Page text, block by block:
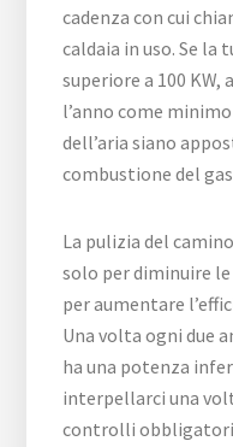
cadenza con cui
caldaia in uso. Se la
superiore a 100
l’anno come
dell’aria siano
combustione del
La pulizia del
solo per diminuire
per aumentare
Una volta ogni due
ha una potenza
interpellarci una
controlli